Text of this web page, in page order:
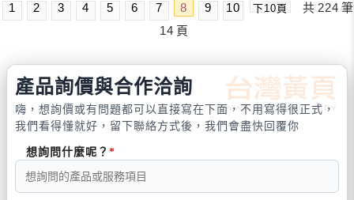
1 2 3 4 5 6 7 8 9 10 下10頁 共 224 筆
14 頁
產品詢價與合作洽詢
嗨，想詢價或有問題都可以直接寫在下面，不用寫得很正式，
我們看得懂就好，留下聯絡方式後，我們會盡快回覆你
想詢問什麼呢？